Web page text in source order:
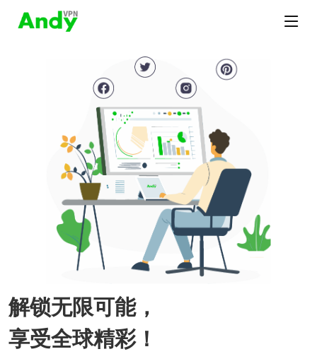
解锁无限可能，
享受全球精彩！